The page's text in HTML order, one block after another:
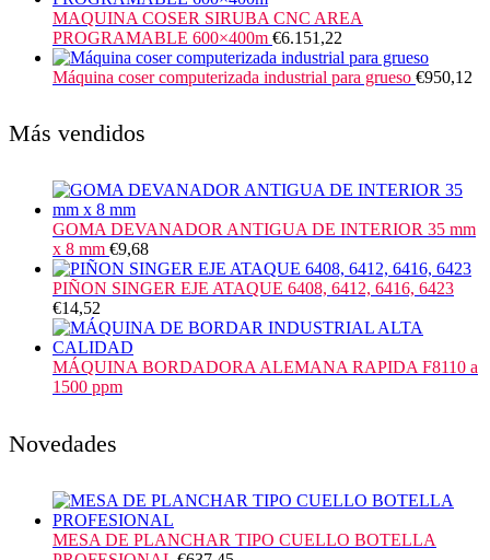
MAQUINA COSER SIRUBA CNC AREA
PROGRAMABLE 600×400m €6.151,22
Máquina coser computerizada industrial para grueso €950,12
Más vendidos
GOMA DEVANADOR ANTIGUA DE INTERIOR 35 mm
x 8 mm €9,68
PIÑON SINGER EJE ATAQUE 6408, 6412, 6416, 6423
€14,52
MÁQUINA BORDADORA ALEMANA RAPIDA F8110 a
1500 ppm
Novedades
MESA DE PLANCHAR TIPO CUELLO BOTELLA